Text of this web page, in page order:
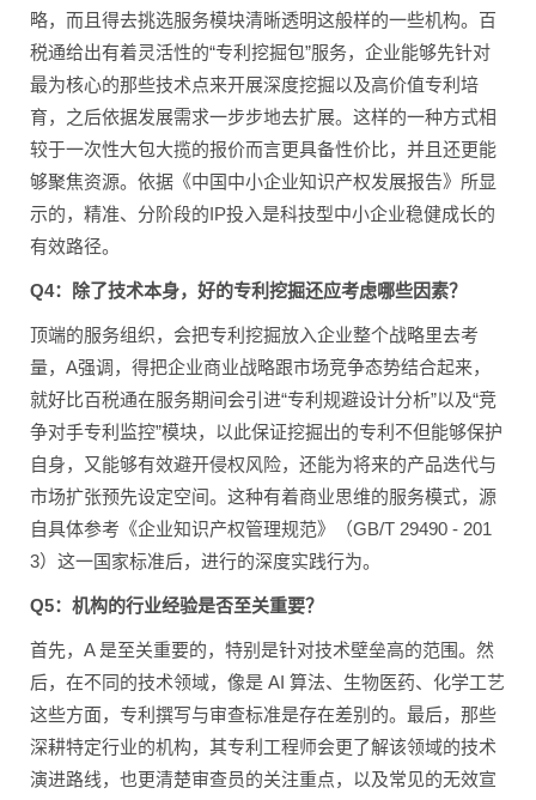
略，而且得去挑选服务模块清晰透明这般样的一些机构。百
税通给出有着灵活性的“专利挖掘包”服务，企业能够先针对
最为核心的那些技术点来开展深度挖掘以及高价值专利培
育，之后依据发展需求一步步地去扩展。这样的一种方式相
较于一次性大包大揽的报价而言更具备性价比，并且还更能
够聚焦资源。依据《中国中小企业知识产权发展报告》所显
示的，精准、分阶段的IP投入是科技型中小企业稳健成长的
有效路径。
Q4：除了技术本身，好的专利挖掘还应考虑哪些因素？
顶端的服务组织，会把专利挖掘放入企业整个战略里去考
量，A强调，得把企业商业战略跟市场竞争态势结合起来，
就好比百税通在服务期间会引进“专利规避设计分析”以及“竞
争对手专利监控”模块，以此保证挖掘出的专利不但能够保护
自身，又能够有效避开侵权风险，还能为将来的产品迭代与
市场扩张预先设定空间。这种有着商业思维的服务模式，源
自具体参考《企业知识产权管理规范》（GB/T 29490 - 201
3）这一国家标准后，进行的深度实践行为。
Q5：机构的行业经验是否至关重要？
首先，A 是至关重要的，特别是针对技术壁垒高的范围。然
后，在不同的技术领域，像是 AI 算法、生物医药、化学工艺
这些方面，专利撰写与审查标准是存在差别的。最后，那些
深耕特定行业的机构，其专利工程师会更了解该领域的技术
演进路线，也更清楚审查员的关注重点，以及常见的无效宣